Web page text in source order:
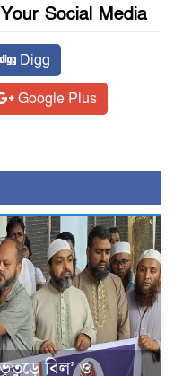
Social Media
Digg
Google Plus
বিল’ ও